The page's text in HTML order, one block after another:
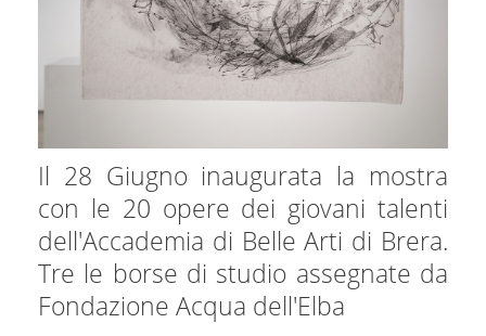
Il 28 Giugno inaugurata la mostra
con le 20 opere dei giovani talenti
dell'Accademia di Belle Arti di Brera.
Tre le borse di studio assegnate da
Fondazione Acqua dell'Elba